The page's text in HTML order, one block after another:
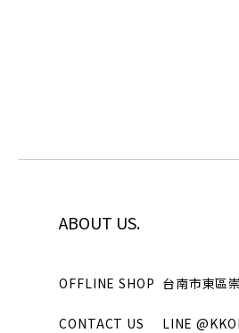
ABOUT US.
OFFLINE SHOP 台南市東區
CONTACT US LINE